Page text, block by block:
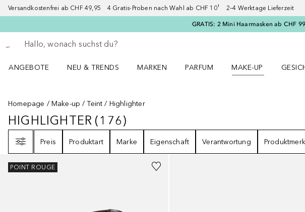
Versandkostenfrei ab CHF 49,95 4 Gratis-Proben nach Wahl ab CHF 10¹ 2–4 Werktage Lieferzeit
GRATIS: 2 Mini Haarmasken ab CHF
Gehe zurück
Suche ausführen
ANGEBOTE
NEU & TRENDS
MARKEN
PARFUM
Parfum Menü öffnen
MAKE-UP
Make-up Menü öffnen
Homepage Make-up Teint Highlighter
HIGHLIGHTER176ERGEBNISSE
HIGHLIGHTER (176)
Preis
Produktart Marke Eigenschaft Verantwortung
POINT ROUGE
Gesponsert